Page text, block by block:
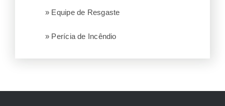
» Equipe de Resgaste
» Perícia de Incêndio